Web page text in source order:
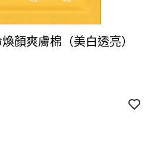
顏爽膚棉（美白透亮）